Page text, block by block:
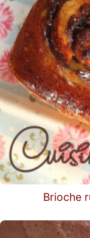
Brioche